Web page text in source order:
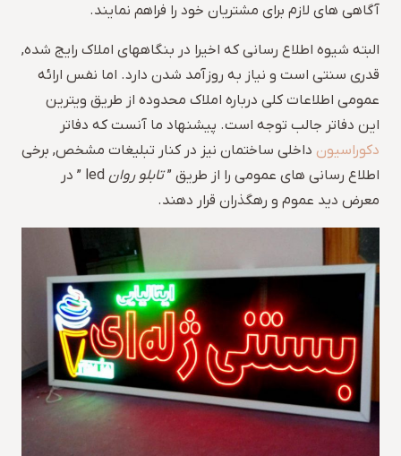
آگاهی های لازم برای مشتریان خود را فراهم نمایند.
البته شیوه اطلاع رسانی که اخیرا در بنگاههای املاک رایج شده,
قدری سنتی است و نیاز به روزآمد شدن دارد. اما نفس ارائه
عمومی اطلاعات کلی درباره املاک محدوده از طریق ویترین
این دفاتر جالب توجه است. پیشنهاد ما آنست که دفاتر
دکوراسیون داخلی ساختمان نیز در کنار تبلیغات مشخص, برخی
اطلاع رسانی های عمومی را از طریق ”تابلو روان
led ” در
معرض دید عموم و رهگذران قرار دهند.